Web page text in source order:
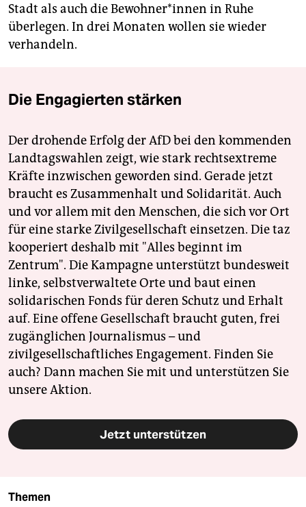
Stadt als auch die Be­woh­ne­r*in­nen in Ruhe
überlegen. In drei Monaten wollen sie wieder
verhandeln.
Die Engagierten stärken
Der drohende Erfolg der AfD bei den kommenden
Landtagswahlen zeigt, wie stark rechtsextreme
Kräfte inzwischen geworden sind. Gerade jetzt
braucht es Zusammenhalt und Solidarität. Auch
und vor allem mit den Menschen, die sich vor Ort
für eine starke Zivilgesellschaft einsetzen. Die taz
kooperiert deshalb mit "Alles beginnt im
Zentrum". Die Kampagne unterstützt bundesweit
linke, selbstverwaltete Orte und baut einen
solidarischen Fonds für deren Schutz und Erhalt
auf. Eine offene Gesellschaft braucht guten, frei
zugänglichen Journalismus – und
zivilgesellschaftliches Engagement. Finden Sie
auch? Dann machen Sie mit und unterstützen Sie
unsere Aktion.
Jetzt unterstützen
Themen